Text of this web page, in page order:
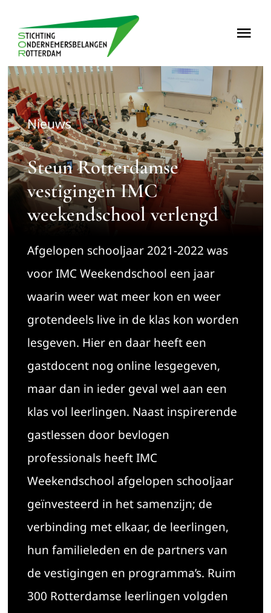
naar
inhoud
Home
Over
Nieuws
Projecten
Nieuws
Steun Rotterdamse
vestigingen IMC
weekendschool verlengd
Afgelopen schooljaar 2021-2022 was
voor IMC Weekendschool een jaar
waarin weer wat meer kon en weer
grotendeels live in de klas kon worden
lesgeven. Hier en daar heeft een
gastdocent nog online lesgegeven,
maar dan in ieder geval wel aan een
klas vol leerlingen. Naast inspirerende
gastlessen door bevlogen
professionals heeft IMC
Weekendschool afgelopen schooljaar
geïnvesteerd in het samenzijn; de
verbinding met elkaar, de leerlingen,
hun familieleden en de partners van
de vestigingen en programma’s. Ruim
300 Rotterdamse leerlingen volgden